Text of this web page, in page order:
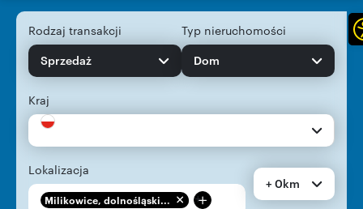
Rodzaj transakcji
Sprzedaż
Typ nieruchomości
Dom
Kraj
Lokalizacja
Milikowice, dolnośląski... +
+ 0km